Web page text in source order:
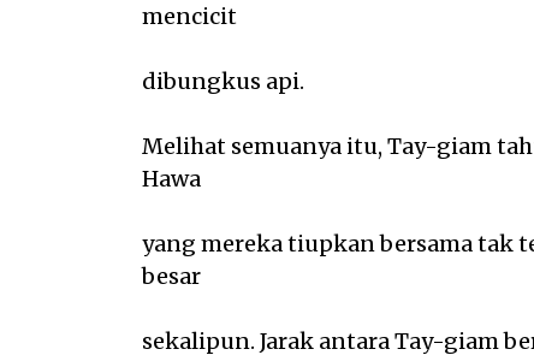
mencicit
dibungkus api.
Melihat semuanya itu, Tay-giam
Hawa
yang mereka tiupkan bersama tak
besar
sekalipun. Jarak antara Tay-giam